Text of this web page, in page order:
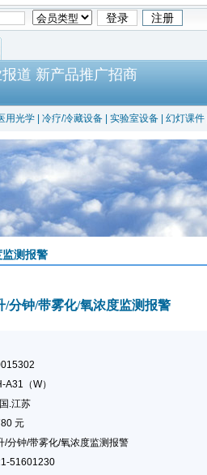
道 新产品推广招商
用光学 冷疗/冷藏设备 实验室设备 幻灯课件
测报警
分钟/带雾化/氧浓度监测报警
A31（W）
.江苏
元
/分钟/带雾化/氧浓度监测报警
51601230